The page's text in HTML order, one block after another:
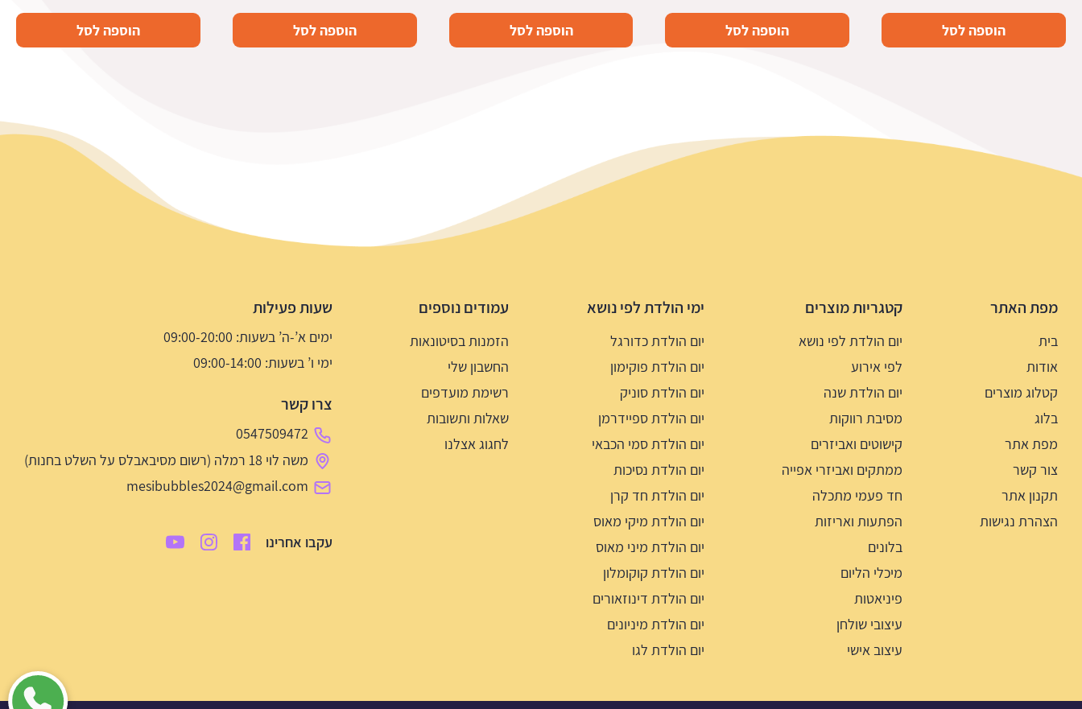
הוספה לסל הוספה לסל הוספה לסל הוספה לסל הוספה לסל
מפת האתר
בית
אודות
קטלוג מוצרים
בלוג
מפת אתר
צור קשר
תקנון אתר
הצהרת נגישות
קטגריות מוצרים
יום הולדת לפי נושא
לפי אירוע
יום הולדת שנה
מסיבת רווקות
קישוטים ואביזרים
ממתקים ואביזרי אפייה
חד פעמי מתכלה
הפתעות ואריזות
בלונים
מיכלי הליום
פיניאטות
עיצובי שולחן
עיצוב אישי
ימי הולדת לפי נושא
יום הולדת כדורגל
יום הולדת פוקימון
יום הולדת סוניק
יום הולדת ספיידרמן
יום הולדת סמי הכבאי
יום הולדת נסיכות
יום הולדת חד קרן
יום הולדת מיקי מאוס
יום הולדת מיני מאוס
יום הולדת קוקומלון
יום הולדת דינוזאורים
יום הולדת מיניונים
יום הולדת לגו
עמודים נוספים
הזמנות בסיטונאות
החשבון שלי
רשימת מועדפים
שאלות ותשובות
לחגוג אצלנו
שעות פעילות
ימים א’-ה’ בשעות: 09:00-20:00
ימי ו’ בשעות: 09:00-14:00
צרו קשר
0547509472
משה לוי 18 רמלה (רשום מסיבאבלס על השלט בחנות)
mesibubbles2024@gmail.com
עקבו אחרינו